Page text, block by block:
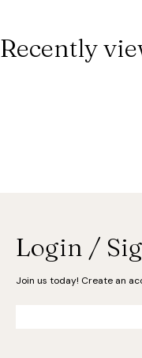
Recently
Login /
Join us today! Create an